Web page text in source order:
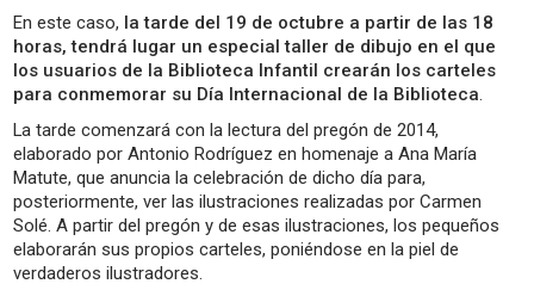
En este caso, la tarde del 19 de octubre a partir de las 18
horas, tendrá lugar un especial taller de dibujo en el que
los usuarios de la Biblioteca Infantil crearán los carteles
para conmemorar su Día Internacional de la Biblioteca.
La tarde comenzará con la lectura del pregón de 2014,
elaborado por Antonio Rodríguez en homenaje a Ana María
Matute, que anuncia la celebración de dicho día para,
posteriormente, ver las ilustraciones realizadas por Carmen
Solé. A partir del pregón y de esas ilustraciones, los pequeños
elaborarán sus propios carteles, poniéndose en la piel de
verdaderos ilustradores.